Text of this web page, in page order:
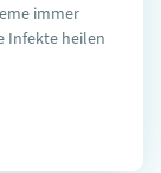
immer
Infekte heilen